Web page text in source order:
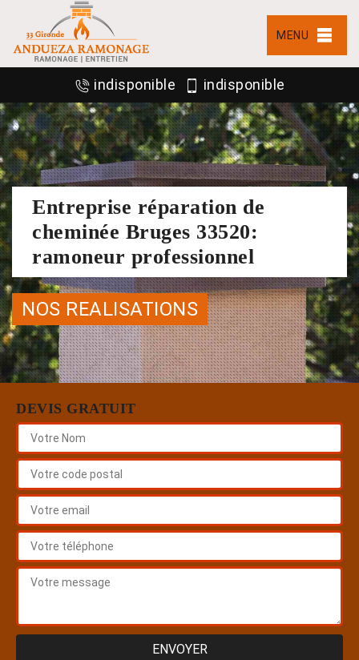
MENU
indisponible indisponible
Entreprise réparation de
cheminée Bruges 33520:
ramoneur professionnel
NOS REALISATIONS
DEVIS GRATUIT